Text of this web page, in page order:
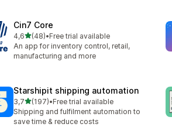
Cin7 Core
4,6/ 5 tähteä
(48)
48 arvostelua yhteensä
•Free trial available
An app for inventory control, retail,
manufacturing and more
Starshipit shipping automation
3,7/ 5 tähteä
(197)
197 arvostelua yhteensä
•Free trial available
Shipping and fulfilment automation to
save time & reduce costs